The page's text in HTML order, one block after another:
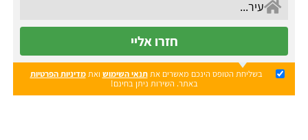
חזרו אליי
בשליחת הטופס הינכם מאשרים אתתנאי השימוש ואתמדיניות הפרטיות
באתר. השירות ניתן בחינם!